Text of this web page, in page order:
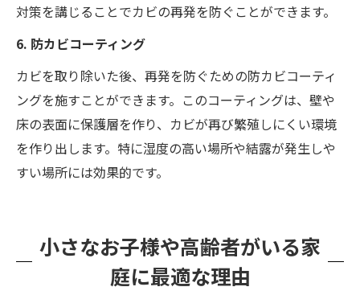
対策を講じることでカビの再発を防ぐことができます。
6. 防カビコーティング
カビを取り除いた後、再発を防ぐための防カビコーティ
ングを施すことができます。このコーティングは、壁や
床の表面に保護層を作り、カビが再び繁殖しにくい環境
を作り出します。特に湿度の高い場所や結露が発生しや
すい場所には効果的です。
小さなお子様や高齢者がいる家
庭に最適な理由